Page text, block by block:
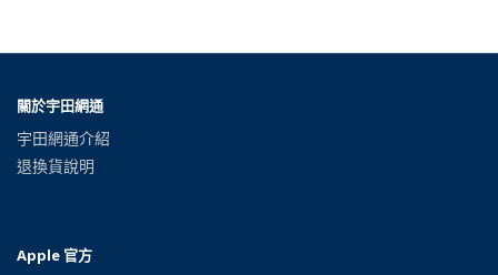
關於宇田網通
宇田網通介紹
退換貨說明
Apple 官方